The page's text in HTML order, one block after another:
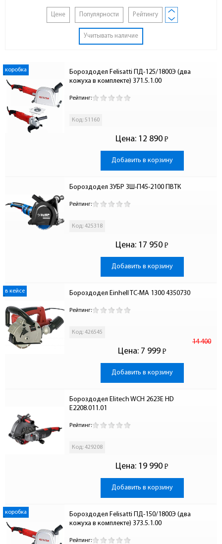
Цене Популярности Рейтингу
Учитывать наличие
коробка
Бороздодел Felisatti ПД-125/1800Э (два
кожуха в комплекте) 371.5.1.00
Рейтинг:
Код: 51160
Цена: 12 890 Р
-
Добавить в корзину
Бороздодел ЗУБР ЗШ-П45-2100 ПВТК
Рейтинг:
Код: 425318
Цена: 17 950 Р
-
Добавить в корзину
в кейсе Бороздодел Einhell TC-MA 1300 4350730
Рейтинг:
Код: 426545
Цена:
14 400
7 999 Р
-
Добавить в корзину
Бороздодел Elitech WCH 2623E HD
E2208.011.01
Рейтинг:
Код: 429208
Цена: 19 990 Р
-
Добавить в корзину
коробка
Бороздодел Felisatti ПД-150/1800Э (два
кожуха в комплекте) 373.5.1.00
Рейтинг: